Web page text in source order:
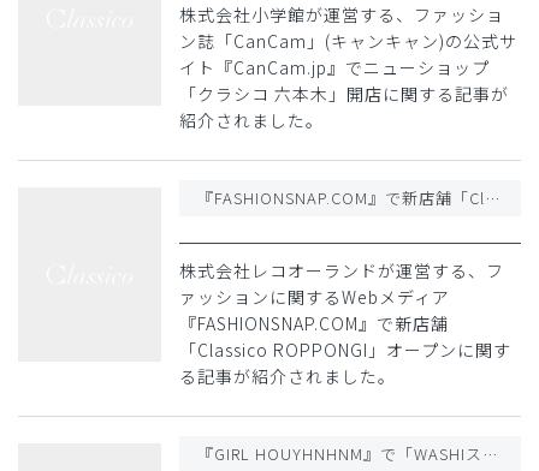
株式会社小学館が運営する、ファッショ
ン誌「CanCam」(キャンキャン)の公式サ
イト『CanCam.jp』でニューショップ
「クラシコ 六本木」開店に関する記事が
紹介されました。
『FASHIONSNAP.COM』で新店舗「Classico ROPPONGI」オープンに関する記事が紹介されました
株式会社レコオーランドが運営する、フ
ァッションに関するWebメディア
『FASHIONSNAP.COM』で新店舗
「Classico ROPPONGI」オープンに関す
る記事が紹介されました。
『GIRL HOUYHNHNM』で「WASHIスクラブパンツ」に関する記事が紹介されました